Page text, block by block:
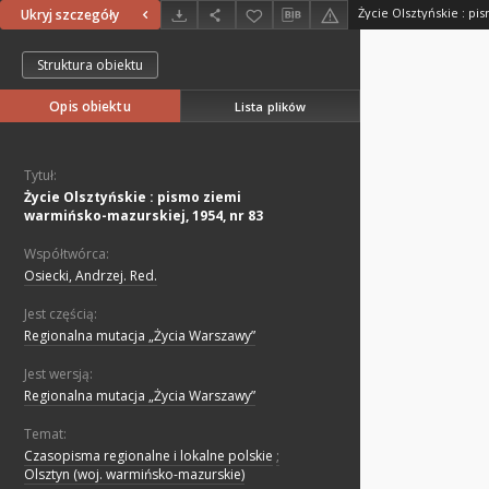
Ukryj szczegóły
Struktura obiektu
Opis obiektu Lista plików
Tytuł:
Życie Olsztyńskie : pismo ziemi
warmińsko-mazurskiej, 1954, nr 83
Współtwórca:
Osiecki, Andrzej. Red.
Jest częścią:
Regionalna mutacja „Życia Warszawy”
Jest wersją:
Regionalna mutacja „Życia Warszawy”
Temat:
Czasopisma regionalne i lokalne polskie ;
Olsztyn (woj. warmińsko-mazurskie)